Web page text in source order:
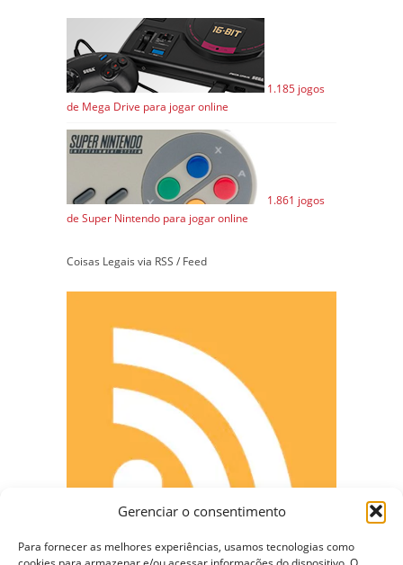
Gerenciar o consentimento
Para fornecer as melhores experiências, usamos tecnologias como
1.185 jogos
de Mega Drive para jogar online
1.861 jogos
de Super Nintendo para jogar online
Coisas Legais via RSS / Feed